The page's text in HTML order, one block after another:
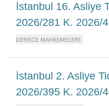
İstanbul 16. Asliye
2026/281 K. 2026/
İstanbul 2. Asliye
2026/395 K. 2026/